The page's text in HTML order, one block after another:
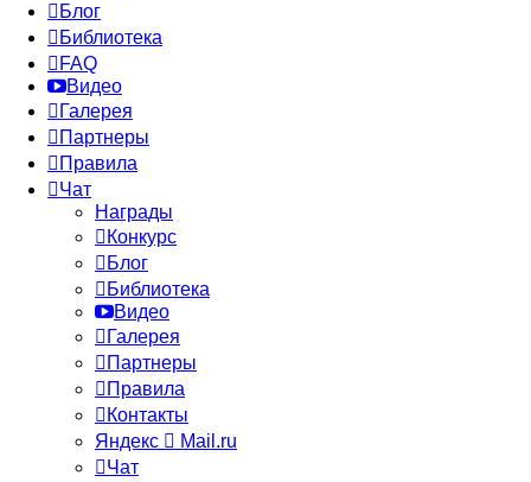
Блог
Библиотека
FAQ
Видео
Галерея
Партнеры
Правила
Чат
Награды
Конкурс
Блог
Библиотека
Видео
Галерея
Партнеры
Правила
Контакты
Яндекс
Mail.ru
Чат